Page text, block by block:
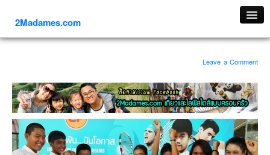
2Madames.com
ภาคใต้
ภาคตะวันออก
ภาคกลาง
ภาคตะวันตก
Leave a Comment